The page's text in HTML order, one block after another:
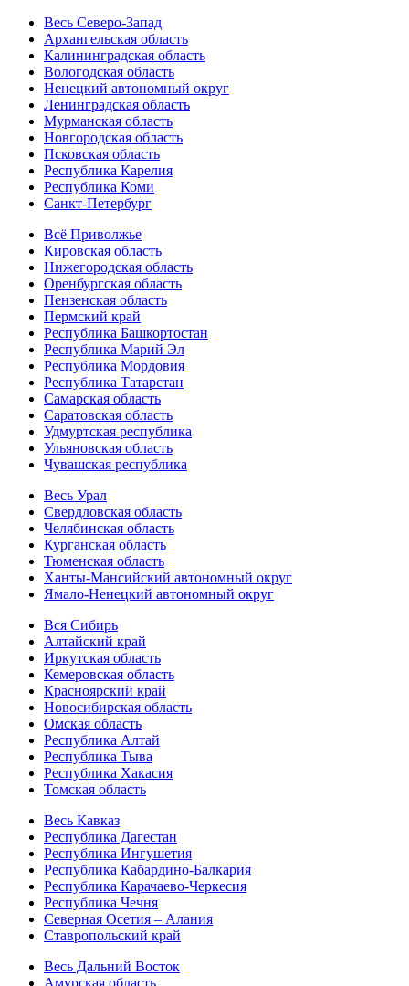
Весь Северо-Запад
Архангельская область
Калининградская область
Вологодская область
Ненецкий автономный округ
Ленинградская область
Мурманская область
Новгородская область
Псковская область
Республика Карелия
Республика Коми
Санкт-Петербург
Всё Приволжье
Кировская область
Нижегородская область
Оренбургская область
Пензенская область
Пермский край
Республика Башкортостан
Республика Марий Эл
Республика Мордовия
Республика Татарстан
Самарская область
Саратовская область
Удмуртская республика
Ульяновская область
Чувашская республика
Весь Урал
Свердловская область
Челябинская область
Курганская область
Тюменская область
Ханты-Мансийский автономный округ
Ямало-Ненецкий автономный округ
Вся Сибирь
Алтайский край
Иркутская область
Кемеровская область
Красноярский край
Новосибирская область
Омская область
Республика Алтай
Республика Тыва
Республика Хакасия
Томская область
Весь Кавказ
Республика Дагестан
Республика Ингушетия
Республика Кабардино-Балкария
Республика Карачаево-Черкесия
Республика Чечня
Северная Осетия – Алания
Ставропольский край
Весь Дальний Восток
Амурская область